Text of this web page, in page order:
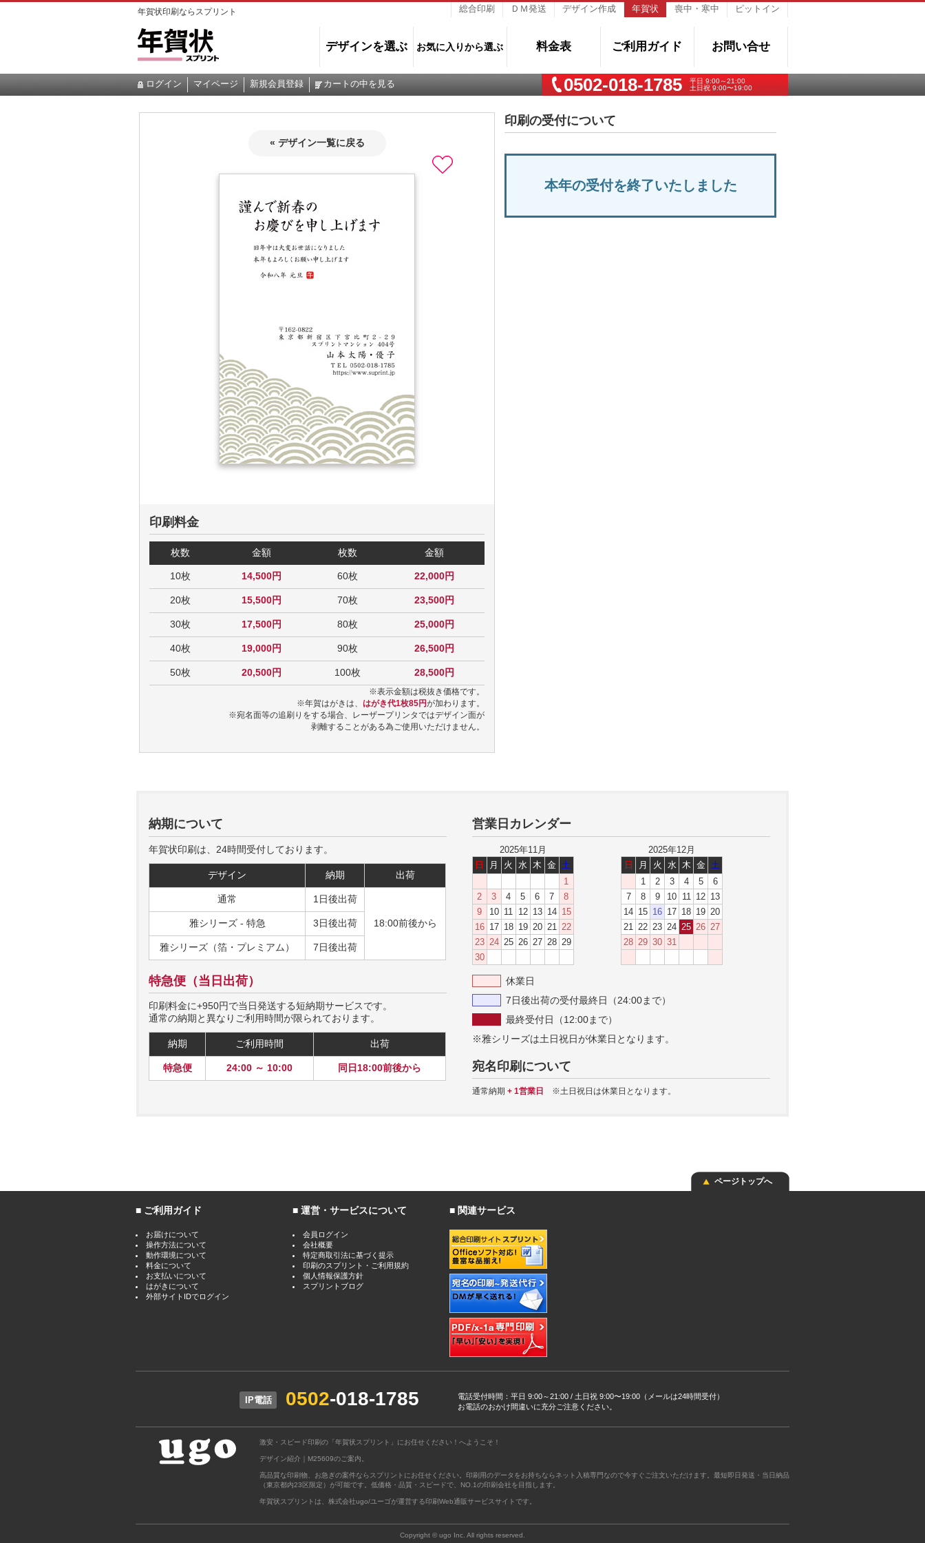
年賀状印刷ならスプリント 総合印刷 ＤＭ発送 デザイン作成 年賀状 喪中・寒中 ピットイン
お問い合せ
ご利用ガイド
料金表
お気に入りから選ぶ
デザインを選ぶ
ログイン マイページ 新規会員登録 カートの中を見る 0502-018-1785
平日 9:00～21:00
土日祝 9:00〜19:00
« デザイン一覧に戻る
印刷料金
※表示金額は税抜き価格です。
※年賀はがきは、 はがき代1枚85円が加わります。
※宛名面等の追刷りをする場合、レーザープリンタではデザイン面が
剥離することがある為ご使用いただけません。
枚数 金額 枚数 金額
10枚 14,500円 60枚 22,000円
20枚 15,500円 70枚 23,500円
30枚 17,500円 80枚 25,000円
40枚 19,000円 90枚 26,500円
50枚 20,500円 100枚 28,500円
印刷の受付について
本年の受付を終了いたしました
納期について
年賀状印刷は、24時間受付しております。
デザイン 納期 出荷
通常 1日後出荷
18:00前後から
雅シリーズ - 特急 3日後出荷
雅シリーズ（箔・プレミアム） 7日後出荷
特急便（当日出荷）
印刷料金に+950円で当日発送する短納期サービスです。
通常の納期と異なりご利用時間が限られております。
納期 ご利用時間 出荷
特急便 24:00 ～ 10:00 同日18:00前後から
営業日カレンダー
2025年11月
日
月 火 水 木 金
土
1
2
3 4 5 6 7
8
9
10 11 12 13 14 15
16 17 18 19 20 21
22
23 24 25 26 27 28 29
30
2025年12月
日
月 火 水 木 金
土
1
2 3 4 5
6
7
8 9 10 11 12 13
14 15 16 17 18 19 20
21
22 23 24 25 26 27
28 29 30 31
休業日
7日後出荷の受付最終日（24:00まで）
最終受付日（12:00まで）
※雅シリーズは土日祝日が休業日となります。
宛名印刷について
通常納期 + 1営業日 ※土日祝日は休業日となります。
ページトップへ
ご利用ガイド
お届けについて
操作方法について
動作環境について
料金について
お支払いについて
はがきについて
外部サイトIDでログイン
運営・サービスについて
会員ログイン
会社概要
特定商取引法に基づく提示
印刷のスプリント・ご利用規約
個人情報保護方針
スプリントブログ
関連サービス
IP電話 0502-018-1785
電話受付時間：平日 9:00～21:00 / 土日祝 9:00〜19:00（メールは24時間受付）
お電話のおかけ間違いに充分ご注意ください。
激安・スピード印刷の 「年賀状スプリント」にお任せください！ へようこそ！
デザイン紹介｜M25609のご案内。
高品質な印刷物、お急ぎの案件ならスプリントにお任せください。印刷用のデータをお持ちならネット入稿専門なので今すぐご注文いただけます。最短即日発送・当日納品
（東京都内23区限定）が可能です。低価格・品質・スピードで、NO.1の印刷会社を目指します。
年賀状スプリントは、 株式会社ugo/ユーゴが運営する印刷Web通販サービスサイトです。
Copyright © ugo Inc. All rights reserved.